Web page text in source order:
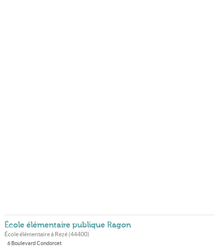
École élémentaire publique Ragon
École élémentaire à Rezé(44400)
6 Boulevard Condorcet